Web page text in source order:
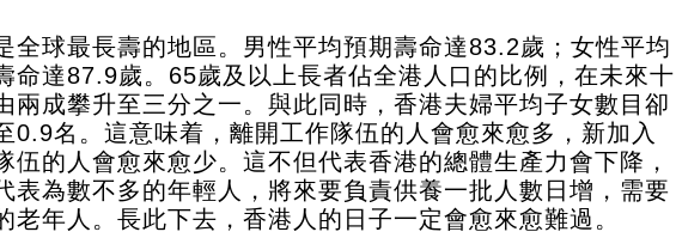
全球最長壽的地區。男性平均預期壽命達83.2歲；女性平均
命達87.9歲。65歲及以上長者佔全港人口的比例，在未來十
兩成攀升至三分之一。與此同時，香港夫婦平均子女數目卻
0.9名。這意味着，離開工作隊伍的人會愈來愈多，新加入
伍的人會愈來愈少。這不但代表香港的總體生產力會下降，
表為數不多的年輕人，將來要負責供養一批人數日增，需要
老年人。長此下去，香港人的日子一定會愈來愈難過。